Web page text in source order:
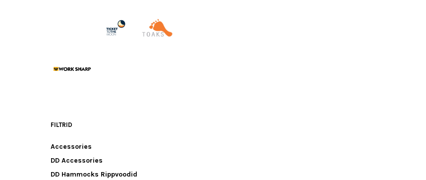
FILTRID
Accessories
DD Accessories
DD Hammocks Rippvoodid